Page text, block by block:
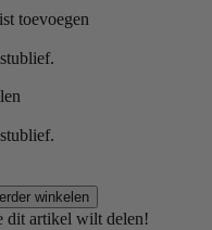
toevoegen
winkelen
dit artikel wilt delen!